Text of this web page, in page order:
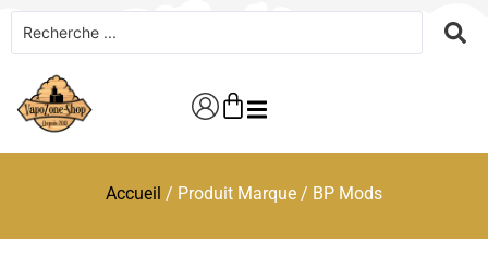
Accueil / Produit Marque / BP Mods